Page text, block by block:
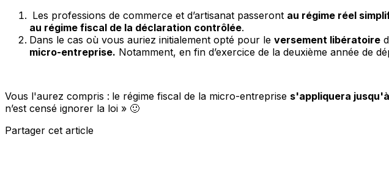
Les professions de commerce et d’artisanat passeront au régime réel
au régime fiscal de la déclaration contrôlée.
Dans le cas où vous auriez initialement opté pour le versement libératoire
micro-entreprise. Notamment, en fin d’exercice de la deuxième année de
Vous l'aurez compris : le régime fiscal de la micro-entreprise s'appliquera
n’est censé ignorer la loi » 🙂
Partager cet article